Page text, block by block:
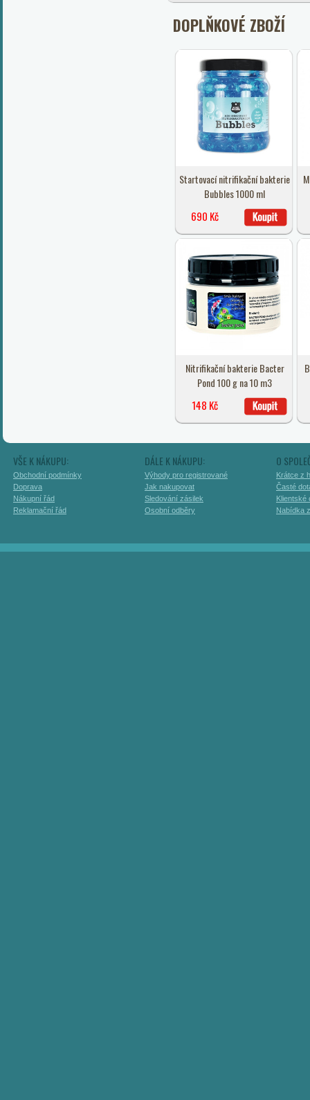
DOPLŇKOVÉ ZBOŽÍ
Startovací nitrifikační bakterie
Bubbles 1000 ml
690 Kč
Nitrifikační bakterie Bacter
Pond 100 g na 10 m3
148 Kč
VŠE K NÁKUPU:
Obchodní podmínky
Doprava
Nákupní řád
Reklamační řád
DÁLE K NÁKUPU:
Výhody pro registrované
Jak nakupovat
Sledování zásilek
Osobní odběry
O
Krátce z
Časté
Klientské
Nabídka